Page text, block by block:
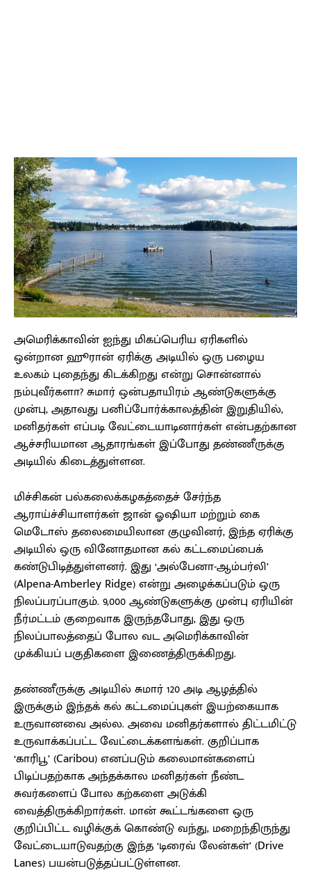
அமெரிக்காவின் ஐந்து மிகப்பெரிய ஏரிகளில்
ஒன்றான ஹூரான் ஏரிக்கு அடியில் ஒரு பழைய
உலகம் புதைந்து கிடக்கிறது என்று சொன்னால்
நம்புவீர்களா? சுமார் ஒன்பதாயிரம் ஆண்டுகளுக்கு
முன்பு, அதாவது பனிப்போர்க்காலத்தின் இறுதியில்,
மனிதர்கள் எப்படி வேட்டையாடினார்கள் என்பதற்கான
ஆச்சரியமான ஆதாரங்கள் இப்போது தண்ணீருக்கு
அடியில் கிடைத்துள்ளன.
மிச்சிகன் பல்கலைக்கழகத்தைச் சேர்ந்த
ஆராய்ச்சியாளர்கள் ஜான் ஓஷியா மற்றும் கை
மெடோஸ் தலைமையிலான குழுவினர், இந்த ஏரிக்கு
அடியில் ஒரு வினோதமான கல் கட்டமைப்பைக்
கண்டுபிடித்துள்ளனர். இது ‘அல்பேனா-ஆம்பர்லி’
(Alpena-Amberley Ridge) என்று அழைக்கப்படும் ஒரு
நிலப்பரப்பாகும். 9,000 ஆண்டுகளுக்கு முன்பு ஏரியின்
நீர்மட்டம் குறைவாக இருந்தபோது, இது ஒரு
நிலப்பாலத்தைப் போல வட அமெரிக்காவின்
முக்கியப் பகுதிகளை இணைத்திருக்கிறது.
தண்ணீருக்கு அடியில் சுமார் 120 அடி ஆழத்தில்
இருக்கும் இந்தக் கல் கட்டமைப்புகள் இயற்கையாக
உருவானவை அல்ல. அவை மனிதர்களால் திட்டமிட்டு
உருவாக்கப்பட்ட வேட்டைக்களங்கள். குறிப்பாக
‘காரிபூ’ (Caribou) எனப்படும் கலைமான்களைப்
பிடிப்பதற்காக அந்தக்கால மனிதர்கள் நீண்ட
சுவர்களைப் போல கற்களை அடுக்கி
வைத்திருக்கிறார்கள். மான் கூட்டங்களை ஒரு
குறிப்பிட்ட வழிக்குக் கொண்டு வந்து, மறைந்திருந்து
வேட்டையாடுவதற்கு இந்த ‘டிரைவ் லேன்கள்’ (Drive
Lanes) பயன்படுத்தப்பட்டுள்ளன.